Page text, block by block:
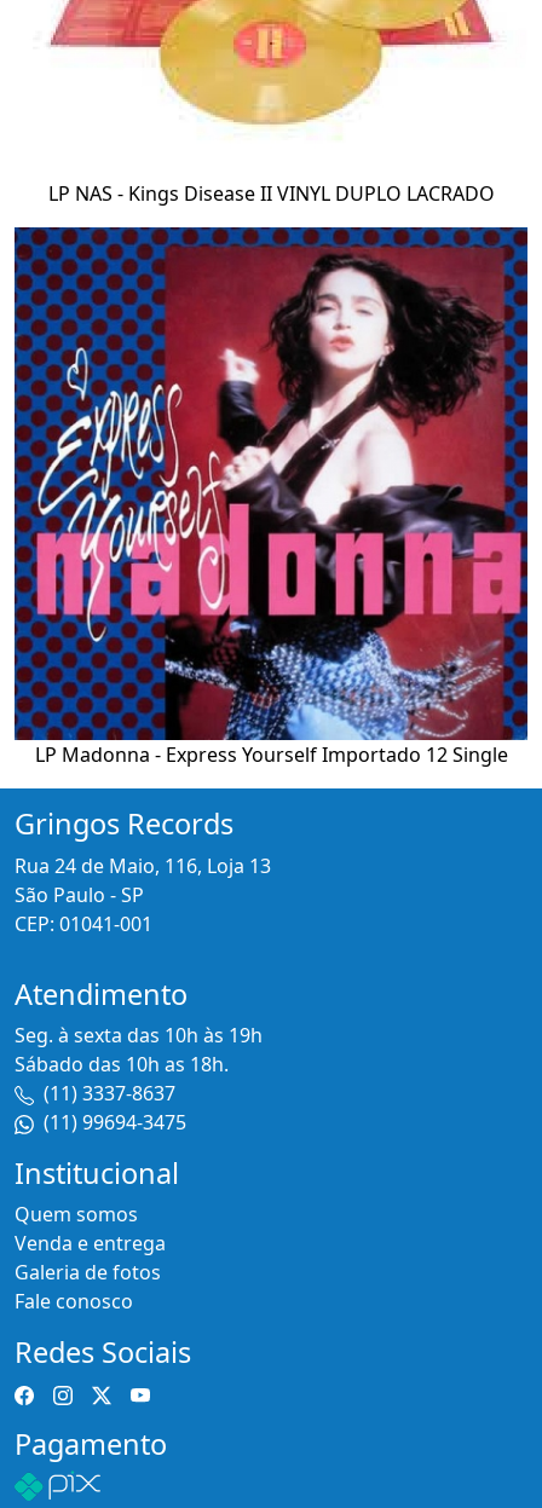
LP NAS - Kings Disease II VINYL DUPLO LACRADO
LP Madonna - Express Yourself Importado 12 Single
Gringos Records
Rua 24 de Maio, 116, Loja 13
São Paulo - SP
CEP: 01041-001
Atendimento
Seg. à sexta das 10h às 19h
Sábado das 10h as 18h.
(11) 3337-8637
(11) 99694-3475
Institucional
Quem somos
Venda e entrega
Galeria de fotos
Fale conosco
Redes Sociais
Pagamento